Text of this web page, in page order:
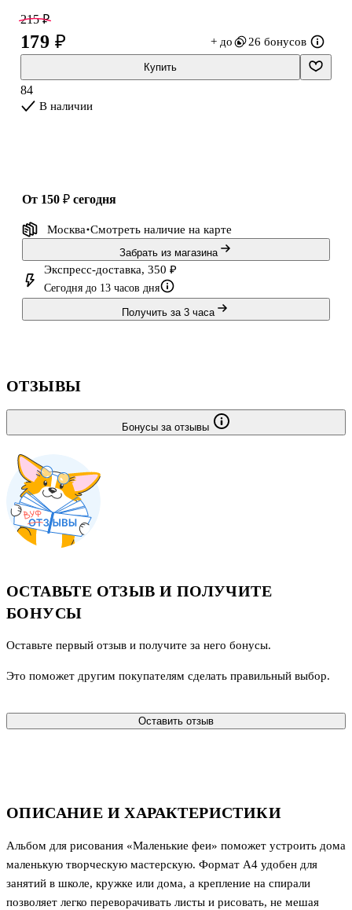
215 ₽
179 ₽ + до 26 бонусов
Купить
84
В наличии
от 150 ₽ сегодня
Москва Смотреть наличие на карте
Забрать из магазина
Экспресс-доставка, 350 ₽
Сегодня до 13 часов дня
Получить за 3 часа
ОПИСАНИЕ И ХАРАКТЕРИСТИКИ
Альбом для рисования «Маленькие феи» поможет устроить дома
маленькую творческую мастерскую. Формат А4 удобен для
занятий в школе, кружке или дома, а крепление на спирали
позволяет легко переворачивать листы и рисовать, не мешая
ОТЗЫВЫ
Бонусы за отзывы
ОСТАВЬТЕ ОТЗЫВ И ПОЛУЧИТЕ
БОНУСЫ
Оставьте первый отзыв и получите за него бонусы.
Это поможет другим покупателям сделать правильный выбор.
Оставить отзыв